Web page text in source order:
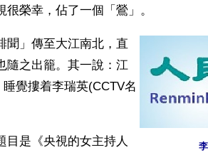
榮幸，佔了一個「鶯」。
聞」傳至大江南北，直
隨之出籠。其一說：江
覺摟着李瑞英(CCTV名
目是《央視的女主持人